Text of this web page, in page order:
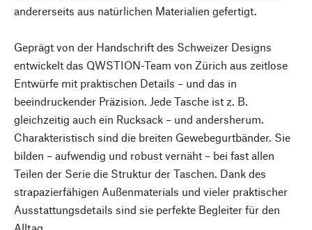
andererseits aus natürlichen Materialien gefertigt.
Geprägt von der Handschrift des Schweizer Designs
entwickelt das QWSTION-Team von Zürich aus zeitlose
Entwürfe mit praktischen Details – und das in
beeindruckender Präzision. Jede Tasche ist z. B.
gleichzeitig auch ein Rucksack – und andersherum.
Charakteristisch sind die breiten Gewebegurtbänder. Sie
bilden – aufwendig und robust vernäht – bei fast allen
Teilen der Serie die Struktur der Taschen. Dank des
strapazierfähigen Außenmaterials und vieler praktischer
Ausstattungsdetails sind sie perfekte Begleiter für den